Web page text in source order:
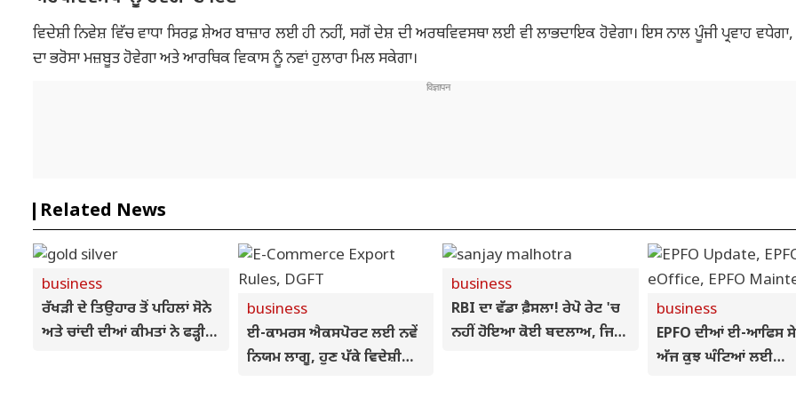
ਵਿਦੇਸ਼ੀ ਨਿਵੇਸ਼ ਵਿੱਚ ਵਾਧਾ ਸਿਰਫ਼ ਸ਼ੇਅਰ ਬਾਜ਼ਾਰ ਲਈ ਹੀ ਨਹੀਂ, ਸਗੋਂ ਦੇਸ਼ ਦੀ ਅਰਥਵਿਵਸਥਾ ਲਈ ਵੀ ਲਾਭਦਾਇਕ ਹੋਵੇਗਾ। ਇਸ ਨਾਲ ਪੂੰਜੀ ਪ੍ਰਵਾਹ ਵਧੇਗਾ,
ਦਾ ਭਰੋਸਾ ਮਜ਼ਬੂਤ ਹੋਵੇਗਾ ਅਤੇ ਆਰਥਿਕ ਵਿਕਾਸ ਨੂੰ ਨਵਾਂ ਹੁਲਾਰਾ ਮਿਲ ਸਕੇਗਾ।
Related News
business
ਰੱਖੜੀ ਦੇ ਤਿਉਹਾਰ ਤੋਂ ਪਹਿਲਾਂ ਸੋਨੇ
ਅਤੇ ਚਾਂਦੀ ਦੀਆਂ ਕੀਮਤਾਂ ਨੇ ਫੜ੍ਹੀ
business
ਈ-ਕਾਮਰਸ ਐਕਸਪੋਰਟ ਲਈ ਨਵੇਂ
ਨਿਯਮ ਲਾਗੂ, ਹੁਣ ਪੱਕੇ ਵਿਦੇਸ਼ੀ
business
RBI ਦਾ ਵੱਡਾ ਫ਼ੈਸਲਾ! ਰੇਪੋ ਰੇਟ 'ਚ
ਨਹੀਂ ਹੋਇਆ ਕੋਈ ਬਦਲਾਅ, ਜਿਉਂ
business
EPFO ਦੀਆਂ ਈ-ਆਫਿਸ
ਅੱਜ ਕੁਝ ਘੰਟਿਆਂ ਲਈ